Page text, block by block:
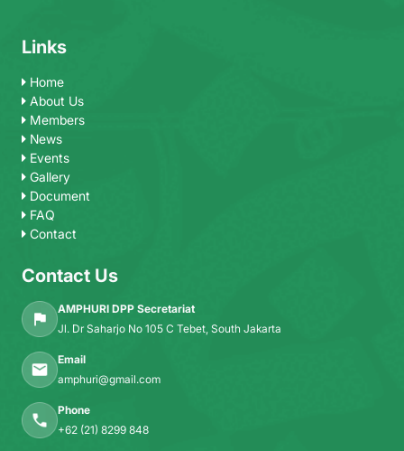
Links
Home
About Us
Members
News
Events
Gallery
Document
FAQ
Contact
Contact Us
AMPHURI DPP Secretariat
Jl. Dr Saharjo No 105 C Tebet, South Jakarta
Email
amphuri@gmail.com
Phone
+62 (21) 8299 848